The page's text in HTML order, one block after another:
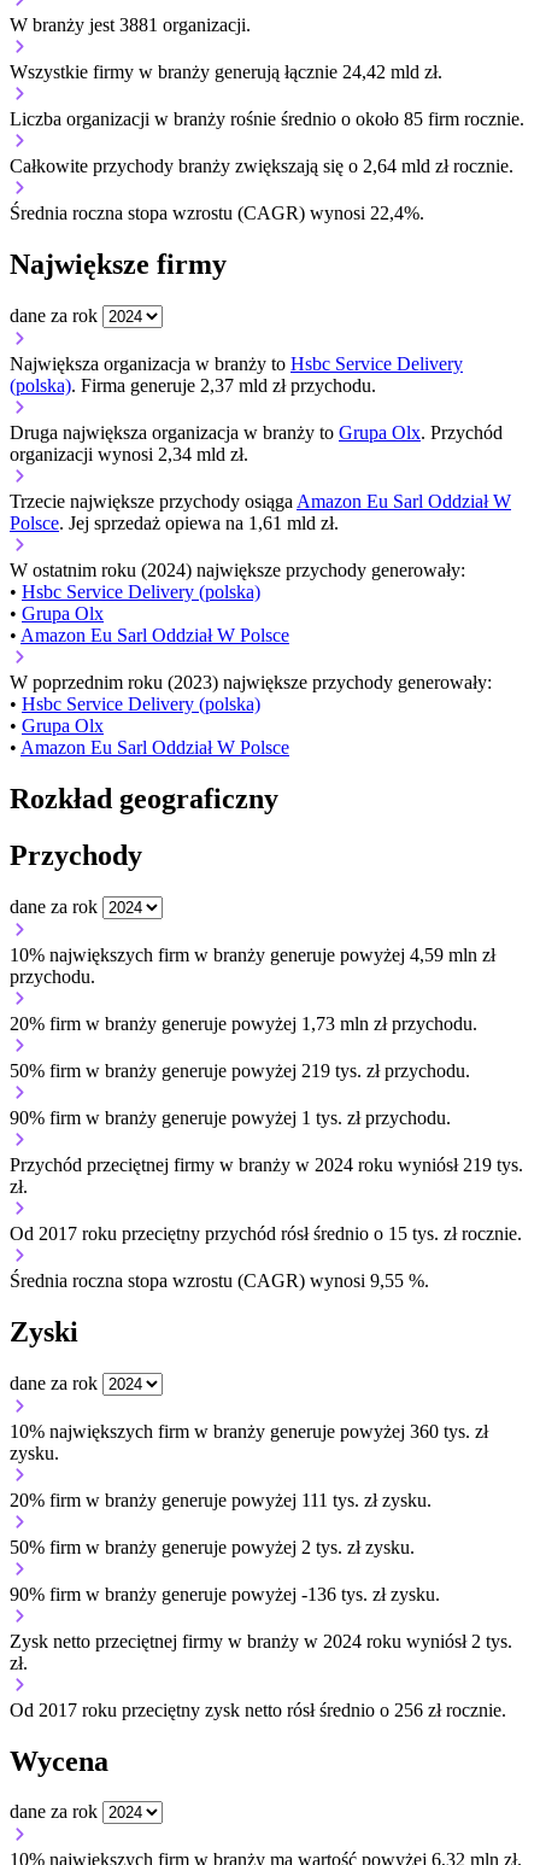
W branży jest 3881 organizacji.
Wszystkie firmy w branży generują łącznie 24,42 mld zł.
Liczba organizacji w branży rośnie średnio o około 85 firm rocznie.
Całkowite przychody branży zwiększają się o 2,64 mld zł rocznie.
Średnia roczna stopa wzrostu (CAGR) wynosi 22,4%.
Największe firmy
dane za rok
Największa organizacja w branży to Hsbc Service Delivery
(polska). Firma generuje 2,37 mld zł przychodu.
Druga największa organizacja w branży to Grupa Olx. Przychód
organizacji wynosi 2,34 mld zł.
Trzecie największe przychody osiąga Amazon Eu Sarl Oddział W
Polsce. Jej sprzedaż opiewa na 1,61 mld zł.
W ostatnim roku (2024) największe przychody generowały:
• Hsbc Service Delivery (polska)
• Grupa Olx
• Amazon Eu Sarl Oddział W Polsce
W poprzednim roku (2023) największe przychody generowały:
• Hsbc Service Delivery (polska)
• Grupa Olx
• Amazon Eu Sarl Oddział W Polsce
Rozkład geograficzny
Przychody
dane za rok
10% największych firm w branży generuje powyżej 4,59 mln zł
przychodu.
20% firm w branży generuje powyżej 1,73 mln zł przychodu.
50% firm w branży generuje powyżej 219 tys. zł przychodu.
90% firm w branży generuje powyżej 1 tys. zł przychodu.
Przychód przeciętnej firmy w branży w 2024 roku wyniósł 219 tys.
zł.
Od 2017 roku przeciętny przychód rósł średnio o 15 tys. zł rocznie.
Średnia roczna stopa wzrostu (CAGR) wynosi 9,55 %.
Zyski
dane za rok
10% największych firm w branży generuje powyżej 360 tys. zł
zysku.
20% firm w branży generuje powyżej 111 tys. zł zysku.
50% firm w branży generuje powyżej 2 tys. zł zysku.
90% firm w branży generuje powyżej -136 tys. zł zysku.
Zysk netto przeciętnej firmy w branży w 2024 roku wyniósł 2 tys.
zł.
Od 2017 roku przeciętny zysk netto rósł średnio o 256 zł rocznie.
Wycena
dane za rok
10% największych firm w branży ma wartość powyżej 6,32 mln zł.